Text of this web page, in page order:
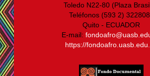
Toledo N22-80 (Plaza
Teléfonos (593 2)
Quito - ECUADOR
E-mail:
https://